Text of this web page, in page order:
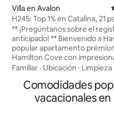
Villa en Avalon
H245: Top 1% en Catalina, 21
nuevo carrito de golf
** ¡Pregúntanos sobre el
anticipado! ** Bienvenido a
popular apartamento
Hamilton Cove con
vistas al mar sin obstáculos. Nuestro
tiene ventanas adicionales y
de 35 pies. ¡A solo 21
cima! ¡Electrodomésticos
Familiar · Ubicación · Limpieza
Comodidades
vacacionales